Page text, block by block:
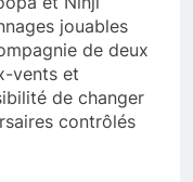
jouables
de deux
vents et
de changer
contrôlés